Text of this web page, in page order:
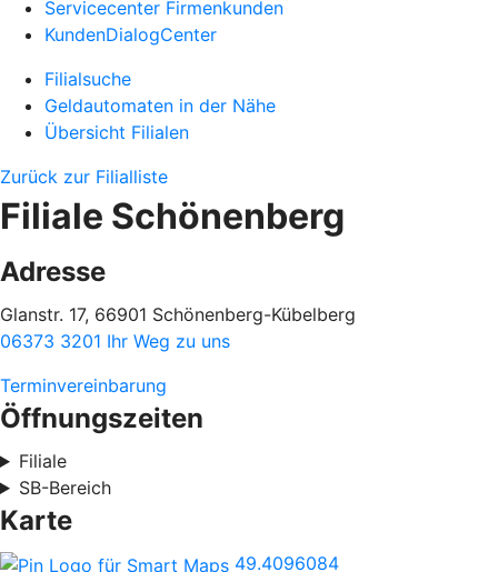
Servicecenter Firmenkunden
KundenDialogCenter
Filialsuche
Geldautomaten in der Nähe
Übersicht Filialen
Zurück zur Filialliste
Filiale Schönenberg
Adresse
Glanstr. 17, 66901 Schönenberg-Kübelberg
06373 3201 Ihr Weg zu uns
Terminvereinbarung
Öffnungszeiten
Filiale
SB-Bereich
Karte
49.4096084